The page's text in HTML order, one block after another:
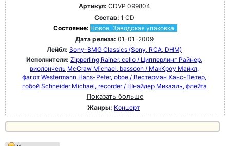
Артикул: CDVP 099804
Состав: 1 CD
Состояние: Новое. Заводская упаковка.
Дата релиза: 01-01-2009
Лейбл: Sony-BMG Classics (Sony, RCA, DHM)
Исполнители: Zipperling Rainer, cello / Ципперлинг Райнер,
виолончель McCraw Michael, bassoon / МакКроу Майкл,
фагот Westermann Hans-Peter, oboe / Вестерман Ханс-Петер,
гобой Schneider Michael, recorder / Шнайдер Микаэль, флейта
Показать больше
Жанры: Концерт